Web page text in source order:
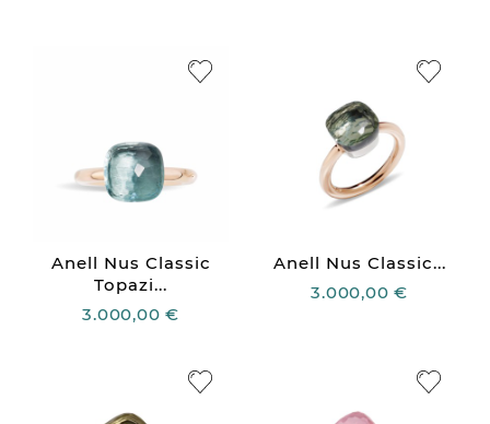
Anell Nus Classic
Topazi...
3.000,00 €
Anell Nus Classic...
3.000,00 €